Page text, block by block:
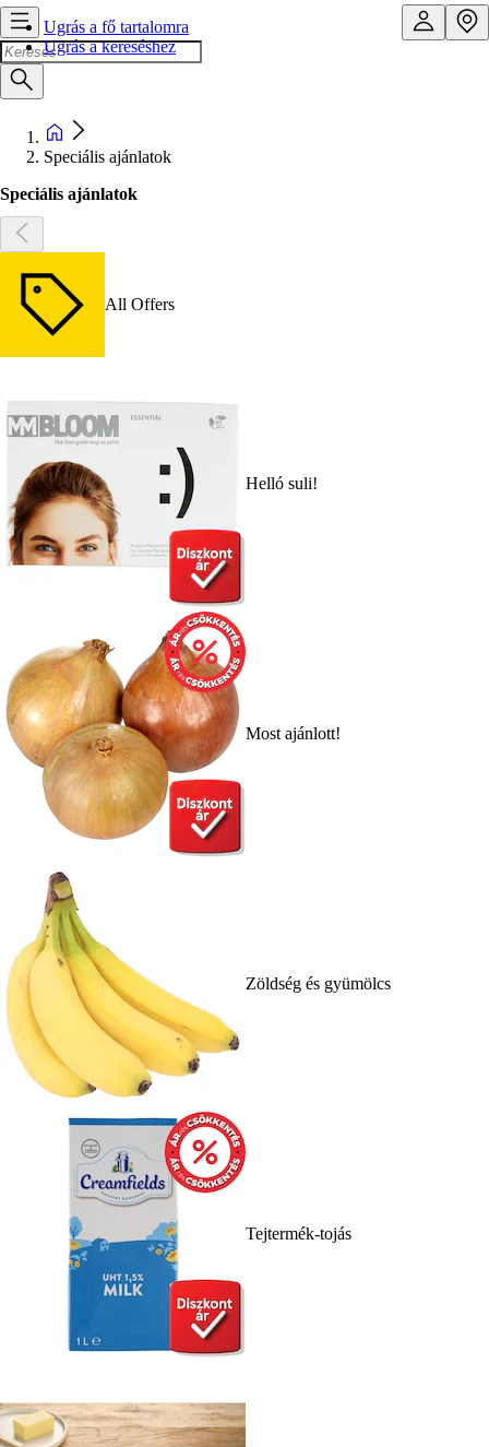
Ugrás a fő tartalomra
Ugrás a kereséshez
Speciális ajánlatok
Speciális ajánlatok
All Offers
Helló suli!
Most ajánlott!
Zöldség és gyümölcs
Tejtermék-tojás